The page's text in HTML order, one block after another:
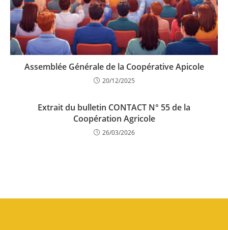
Assemblée Générale de la Coopérative Apicole
20/12/2025
Extrait du bulletin CONTACT N° 55 de la
Coopération Agricole
26/03/2026